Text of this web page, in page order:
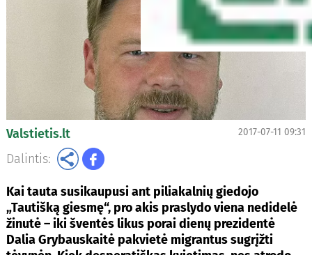
Valstietis.lt 2017-07-11 09:31
Dalintis:
Kai tauta susikaupusi ant piliakalnių giedojo
„Tautišką giesmę“, pro akis praslydo viena nedidelė
žinutė – iki šventės likus porai dienų prezidentė
Dalia Grybauskaitė pakvietė migrantus sugrįžti